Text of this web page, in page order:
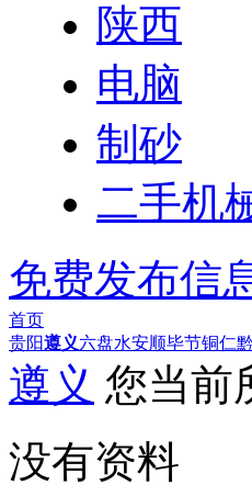
陕西
电脑
制砂
二手机
免费发布信
首页
贵阳遵义六盘水安顺毕节铜仁
遵义 您当前
没有资料